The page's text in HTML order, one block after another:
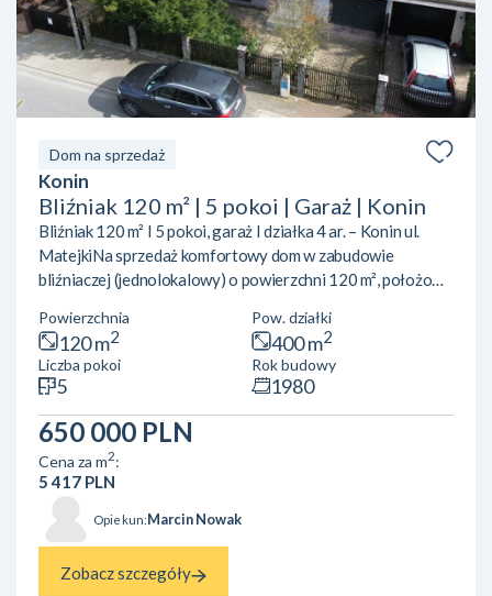
Dom na sprzedaż
Konin
Bliźniak 120 m² | 5 pokoi | Garaż | Konin
Bliźniak 120 m² I 5 pokoi, garaż I działka 4 ar. – Konin ul.
MatejkiNa sprzedaż komfortowy dom w zabudowie
bliźniaczej (jednolokalowy) o powierzchni 120 m², położony
Matejki.Układ pomieszczeń:Parter: przestronny salon z
wyjściem na taras kuchnia toalet Piętro: 5 pokoi (możliwość
aranżacji na sypialnie, gabinet lub pokoje dziecięce) 2
łazienki balkon Piwnica: garaż pralnia pomieszczenie
Powierzchnia
120 m2
Pow. działki
400 m2
Liczba pokoi
5
Rok budowy
1980
650 000 PLN
Cena za m2:
5 417 PLN
Opiekun:Marcin Nowak
Zobacz szczegóły